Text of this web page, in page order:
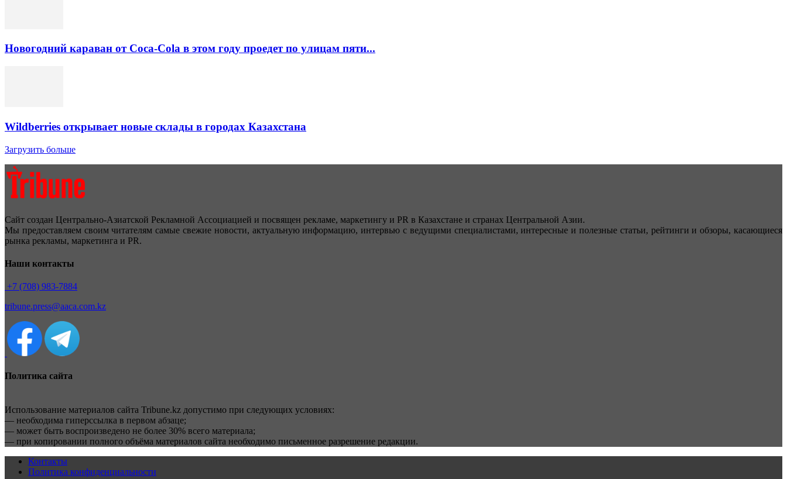
Новогодний караван от Coca-Cola в этом году проедет по улицам пяти...
Wildberries открывает новые склады в городах Казахстана
Загрузить больше
Сайт создан Центрально-Азиатской Рекламной Ассоциацией и посвящен рекламе, маркетингу и PR в Казахстане и странах Центральной Азии.
Мы предоставляем своим читателям самые свежие новости, актуальную информацию, интервью с ведущими специалистами, интересные и полезные статьи, рейтинги и обзоры, касающиеся
рынка рекламы, маркетинга и PR.
Наши контакты
+7 (708) 983-7884
tribune.press@aaca.com.kz
Политика сайта
Использование материалов сайта Tribune.kz допустимо при следующих условиях:
— необходима гиперссылка в первом абзаце;
— может быть воспроизведено не более 30% всего материала;
— при копировании полного объёма материалов сайта необходимо письменное разрешение редакции.
Контакты
Политика конфиденциальности